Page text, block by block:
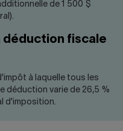
de 1 500 $
déduction fiscale
à laquelle tous les
déduction varie de 26,5 %
d'imposition.